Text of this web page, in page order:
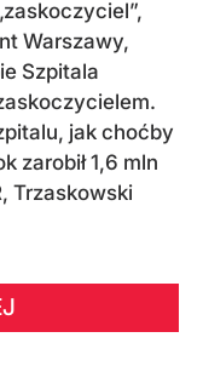
Warszawy,
Szpitala
jak choćby
zarobił 1,6 mln
Trzaskowski